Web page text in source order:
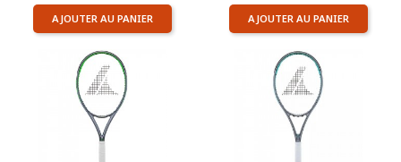
AJOUTER AU PANIER AJOUTER AU PANIER